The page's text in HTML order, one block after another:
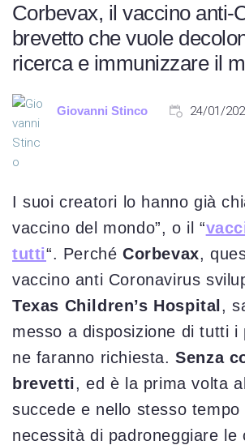
Corbevax, il vaccino anti-
brevetto che vuole
ricerca e immunizzare il
Giovanni Stinco 24/01/
I suoi creatori lo hanno già
vaccino del mondo”, o il “
tutti“. Perché Corbevax,
vaccino anti Coronavirus
Texas Children’s Hospital ,
messo a disposizione di tutti i
ne faranno richiesta.Senza
brevetti, ed è la prima volta
succede e nello stesso tempo
necessità di padroneggiare le